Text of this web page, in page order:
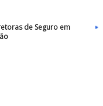
de Seguro em